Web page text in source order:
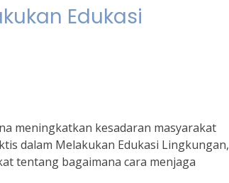
Edukasi
meningkatkan kesadaran masyarakat
dalam Melakukan Edukasi Lingkungan,
tentang bagaimana cara menjaga